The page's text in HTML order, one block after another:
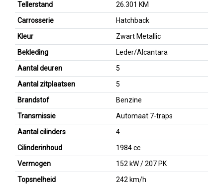
Tellerstand
26.301 KM
Carrosserie
Hatchback
Kleur
Zwart Metallic
Bekleding
Leder/Alcantara
Aantal deuren
5
Aantal zitplaatsen
5
Brandstof
Benzine
Transmissie
Automaat 7-traps
Aantal cilinders
4
Cilinderinhoud
1984 cc
Vermogen
152 kW / 207 PK
Topsnelheid
242 km/h